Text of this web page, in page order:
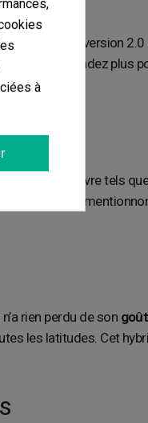
Cette version
n’attendez plus
chefs-d'œuvre tels
ceux-ci,
rien perdu de son
les latitudes. Cet
à